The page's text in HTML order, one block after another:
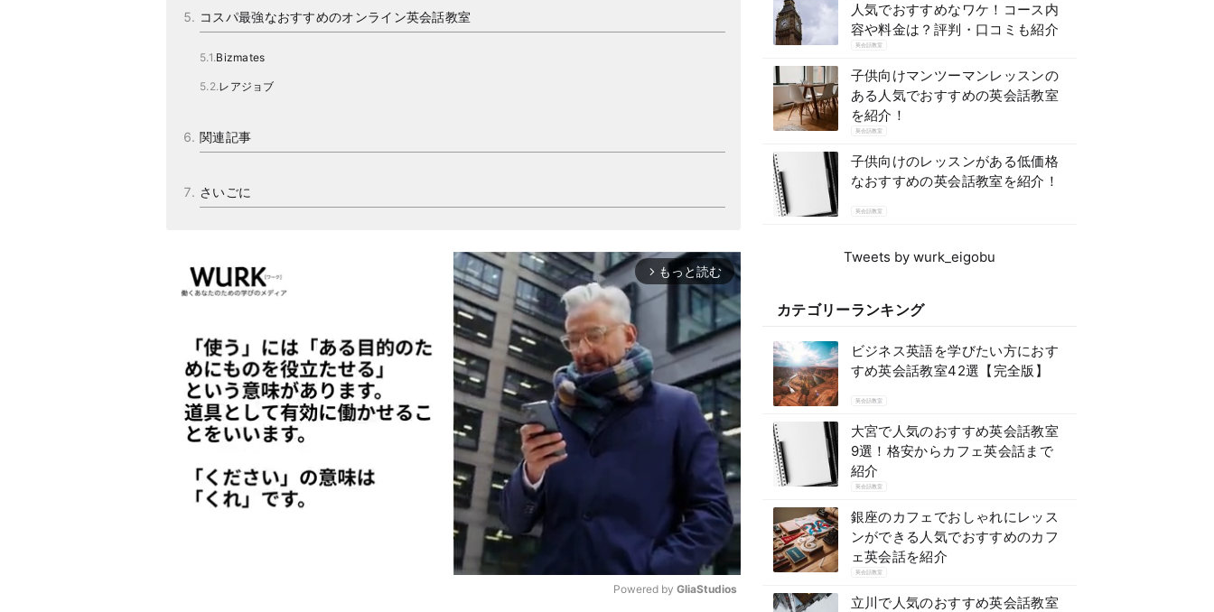
コスパ最強なおすすめのオンライン英会話教室
Bizmates
レアジョブ
関連記事
さいごに
arrow_forward_ios もっと読む
Powered by GliaStudios
人気でおすすめなワケ！コース内
容や料金は？評判・口コミも紹介
英会話教室
子供向けマンツーマンレッスンの
ある人気でおすすめの英会話教室
を紹介！
英会話教室
子供向けのレッスンがある低価格
なおすすめの英会話教室を紹介！
英会話教室
Tweets by wurk_eigobu
カテゴリーランキング
ビジネス英語を学びたい方におす
すめ英会話教室42選【完全版】
英会話教室
大宮で人気のおすすめ英会話教室
9選！格安からカフェ英会話まで
紹介
英会話教室
銀座のカフェでおしゃれにレッス
ンができる人気でおすすめのカフ
ェ英会話を紹介
英会話教室
立川で人気のおすすめ英会話教室